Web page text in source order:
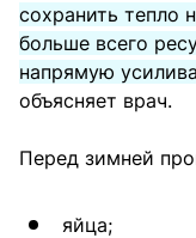
сохранить тепло
больше всего
напрямую
объясняет врач.
Перед зимней
яйца;